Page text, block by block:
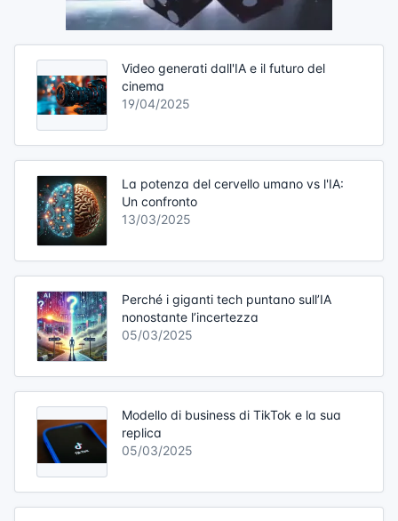
Video generati dall'IA e il futuro del
cinema
19/04/2025
La potenza del cervello umano vs l'IA:
Un confronto
13/03/2025
Perché i giganti tech puntano sull’IA
nonostante l’incertezza
05/03/2025
Modello di business di TikTok e la sua
replica
05/03/2025